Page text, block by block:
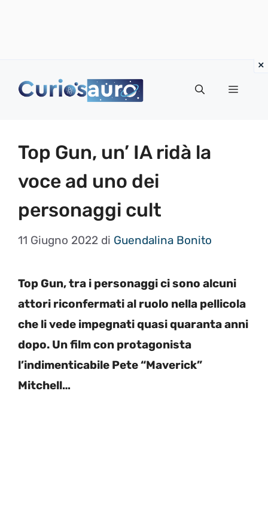
Menu
Top Gun, un’ IA ridà la
voce ad uno dei
personaggi cult
11 Giugno 2022 di Guendalina Bonito
Top Gun, tra i personaggi ci sono alcuni
attori riconfermati al ruolo nella pellicola
che li vede impegnati quasi quaranta anni
dopo. Un film con protagonista
l’indimenticabile Pete “Maverick”
Mitchell…